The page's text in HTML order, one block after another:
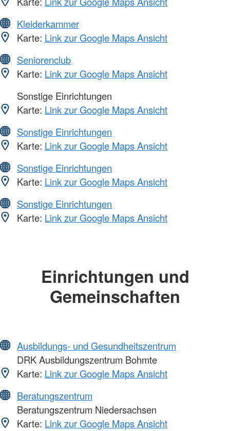
Kleiderkammer
Karte: Link zur Google Maps Ansicht
Seniorenclub
Karte: Link zur Google Maps Ansicht
Sonstige Einrichtungen
Karte: Link zur Google Maps Ansicht
Sonstige Einrichtungen
Karte: Link zur Google Maps Ansicht
Sonstige Einrichtungen
Karte: Link zur Google Maps Ansicht
Sonstige Einrichtungen
Karte: Link zur Google Maps Ansicht
Einrichtungen und
Gemeinschaften
Ausbildungs- und Gesundheitszentrum
DRK Ausbildungszentrum Bohmte
Karte: Link zur Google Maps Ansicht
Beratungszentrum
Beratungszentrum Niedersachsen
Karte: Link zur Google Maps Ansicht